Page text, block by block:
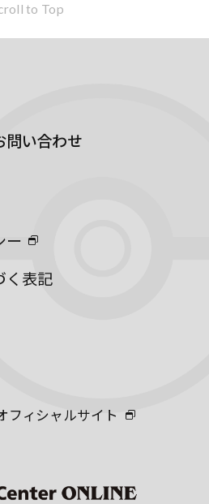
to Top
問い合わせ
ー
く表記
フィシャルサイト